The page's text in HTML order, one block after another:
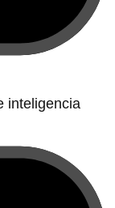
inteligencia